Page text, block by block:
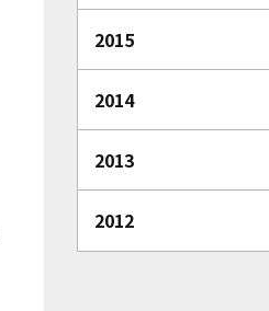
2015
2014
2013
2012